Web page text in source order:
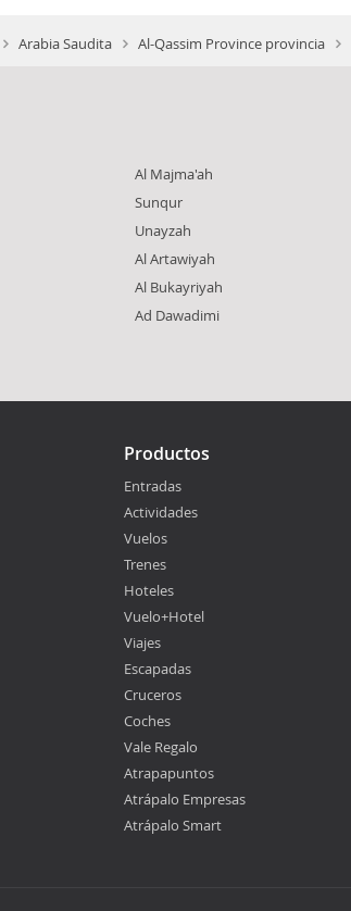
Arabia Saudita Al-Qassim Province provincia
Al Majma'ah
Sunqur
Unayzah
Al Artawiyah
Al Bukayriyah
Ad Dawadimi
Productos
Entradas
Actividades
Vuelos
Trenes
Hoteles
Vuelo+Hotel
Viajes
Escapadas
Cruceros
Coches
Vale Regalo
Atrapapuntos
Atrápalo Empresas
Atrápalo Smart